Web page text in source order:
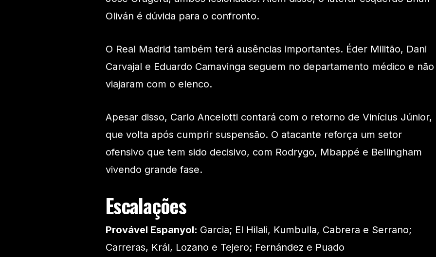
Oliván é dúvida para o confronto.
O Real Madrid também terá ausências importantes. Éder Militão, Dani
Carvajal e Eduardo Camavinga seguem no departamento médico e não
viajaram com o elenco.
Apesar disso, Carlo Ancelotti contará com o retorno de Vinícius Júnior,
que volta após cumprir suspensão. O atacante reforça um setor
ofensivo que tem sido decisivo, com Rodrygo, Mbappé e Bellingham
vivendo grande fase.
Escalações
Provável Espanyol: Garcia; El Hilali, Kumbulla, Cabrera e Serrano;
Carreras, Král, Lozano e Tejero; Fernández e Puado